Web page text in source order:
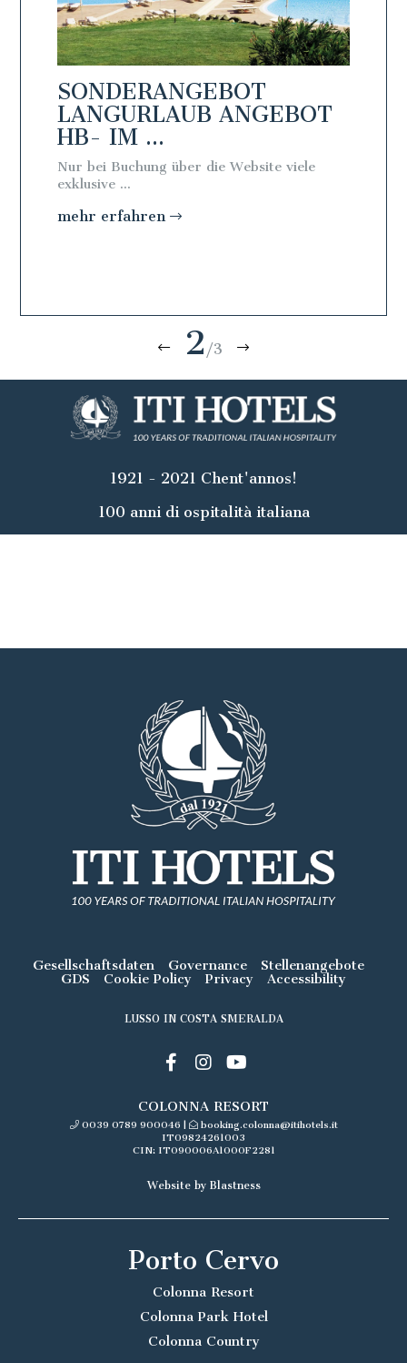
SONDERANGEBOT
LANGURLAUB ANGEBOT
HB- IM ...
Nur bei Buchung über die Website viele
exklusive ...
mehr erfahren
2 /3
1921 - 2021 Chent'annos!
100 anni di ospitalità italiana
Gesellschaftsdaten Governance
Stellenangebote
GDS
Cookie Policy Privacy Accessibility
LUSSO IN COSTA SMERALDA
COLONNA RESORT
0039 0789 900046 |
booking.colonna@itihotels.it
IT09824261003
CIN: IT090006A1000F2281
Website by Blastness
Porto Cervo
Colonna Resort
Colonna Park Hotel
Colonna Country